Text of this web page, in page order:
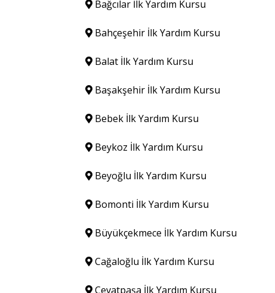
Bağcılar İlk Yardım Kursu
Bahçeşehir İlk Yardım Kursu
Balat İlk Yardım Kursu
Başakşehir İlk Yardım Kursu
Bebek İlk Yardım Kursu
Beykoz İlk Yardım Kursu
Beyoğlu İlk Yardım Kursu
Bomonti İlk Yardım Kursu
Büyükçekmece İlk Yardım Kursu
Cağaloğlu İlk Yardım Kursu
Cevatpaşa İlk Yardım Kursu